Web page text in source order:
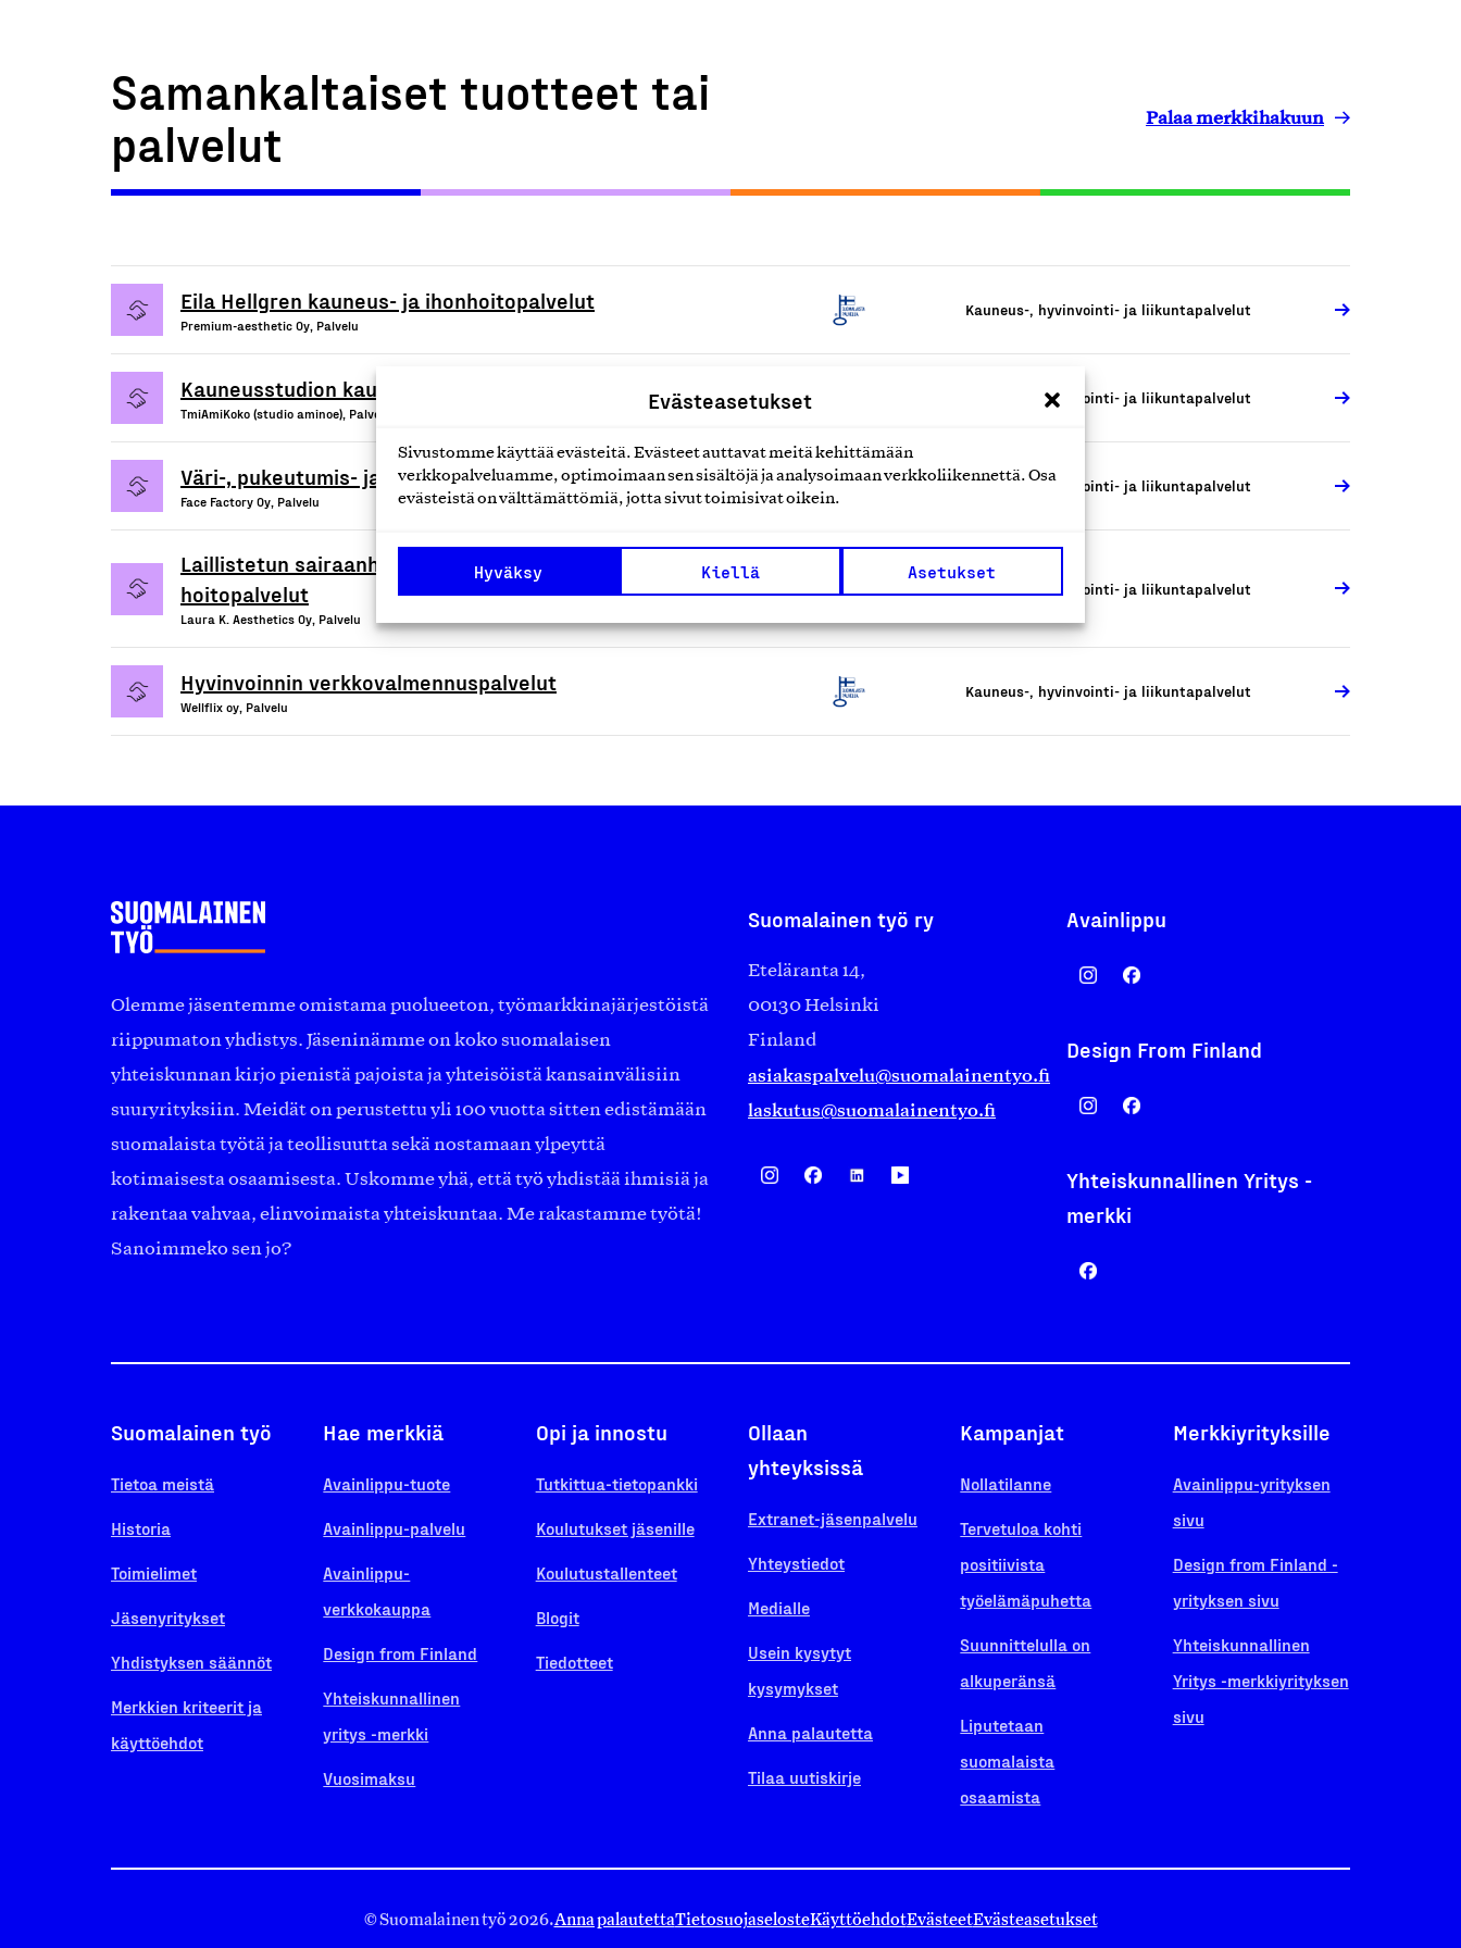
Evästeasetukset
Sivustomme käyttää evästeitä. Evästeet auttavat meitä kehittämään
verkkopalveluamme, optimoimaan sen sisältöjä ja analysoimaan verkkoliikennettä. Osa
evästeistä on välttämättömiä, jotta sivut toimisivat oikein.
Hyväksy Kiellä Asetukset
Samankaltaiset tuotteet tai
palvelut
Palaa merkkihakuun
Eila Hellgren kauneus- ja ihonhoitopalvelut
Premium-aesthetic Oy, Palvelu
Kauneus-, hyvinvointi- ja liikuntapalvelut
Kauneusstudion kauneudenhoito- ja kosmetologipalvelut
TmiAmiKoko (studio aminoe), Palvelu
Kauneus-, hyvinvointi- ja liikuntapalvelut
Väri-, pukeutumis- ja tyylikonsultointipalvelut
Face Factory Oy, Palvelu
Kauneus-, hyvinvointi- ja liikuntapalvelut
Laillistetun sairaanhoitajan toteuttamat esteettiset
hoitopalvelut
Laura K. Aesthetics Oy, Palvelu
Kauneus-, hyvinvointi- ja liikuntapalvelut
Hyvinvoinnin verkkovalmennuspalvelut
Wellflix oy, Palvelu
Kauneus-, hyvinvointi- ja liikuntapalvelut
Olemme jäsentemme omistama puolueeton, työmarkkinajärjestöistä
riippumaton yhdistys. Jäseninämme on koko suomalaisen
yhteiskunnan kirjo pienistä pajoista ja yhteisöistä kansainvälisiin
suuryrityksiin. Meidät on perustettu yli 100 vuotta sitten edistämään
suomalaista työtä ja teollisuutta sekä nostamaan ylpeyttä
kotimaisesta osaamisesta. Uskomme yhä, että työ yhdistää ihmisiä ja
rakentaa vahvaa, elinvoimaista yhteiskuntaa. Me rakastamme työtä!
Sanoimmeko sen jo?
Suomalainen työ ry
Eteläranta 14,
00130 Helsinki
Finland
asiakaspalvelu@suomalainentyo.fi
laskutus@suomalainentyo.fi
Avainlippu
Design From Finland
Yhteiskunnallinen Yritys -
merkki
Suomalainen työ
Tietoa meistä
Historia
Toimielimet
Jäsenyritykset
Yhdistyksen säännöt
Merkkien kriteerit ja
käyttöehdot
Hae merkkiä
Avainlippu-tuote
Avainlippu-palvelu
Avainlippu-
verkkokauppa
Design from Finland
Yhteiskunnallinen
yritys -merkki
Vuosimaksu
Opi ja innostu
Tutkittua-tietopankki
Koulutukset jäsenille
Koulutustallenteet
Blogit
Tiedotteet
Ollaan
yhteyksissä
Extranet-jäsenpalvelu
Yhteystiedot
Medialle
Usein kysytyt
kysymykset
Anna palautetta
Tilaa uutiskirje
Kampanjat
Nollatilanne
Tervetuloa kohti
positiivista
työelämäpuhetta
Suunnittelulla on
alkuperänsä
Liputetaan
suomalaista
osaamista
Merkkiyrityksille
Avainlippu-yrityksen
sivu
Design from Finland -
yrityksen sivu
Yhteiskunnallinen
Yritys -merkkiyrityksen
sivu
© Suomalainen työ 2026.Anna palautettaTietosuojaselosteKäyttöehdotEvästeetEvästeasetukset